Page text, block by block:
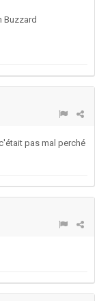
Buzzard
pas mal perché